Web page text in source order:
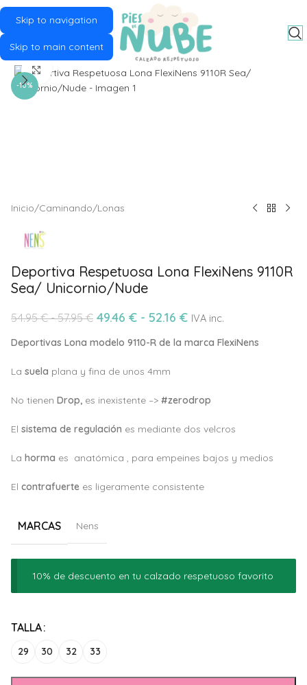
Skip to navigation
Skip to main content
-10%
Click to enlarge
Inicio/Caminando/Lonas
Deportiva Respetuosa Lona FlexiNens 9110R
Sea/ Unicornio/Nude
54.95€ - 57.95€ 49.46 € - 52.16 € IVA inc.
Deportivas Lona modelo 9110-R de la marca FlexiNens
La suela plana y fina de unos 4mm
No tienen Drop, es inexistente –> #zerodrop
El sistema de regulación es mediante dos velcros
La horma es anatómica , para empeines bajos y medios
El contrafuerte es ligeramente consistente
MARCAS Nens
10% de descuento en tu calzado respetuoso favorito
TALLA
29 30 32 33
Alternative: